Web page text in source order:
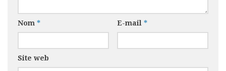
Nom * E-mail *
Site web